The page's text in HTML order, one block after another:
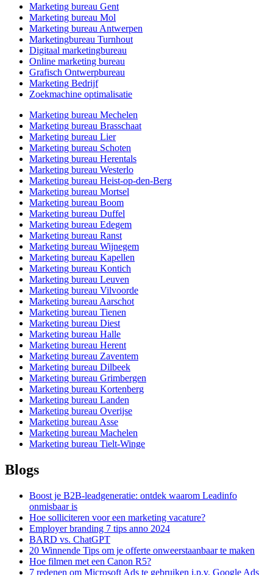
Marketing bureau Gent
Marketing bureau Mol
Marketing bureau Antwerpen
Marketingbureau Turnhout
Digitaal marketingbureau
Online marketing bureau
Grafisch Ontwerpbureau
Marketing Bedrijf
Zoekmachine optimalisatie
Marketing bureau Mechelen
Marketing bureau Brasschaat
Marketing bureau Lier
Marketing bureau Schoten
Marketing bureau Herentals
Marketing bureau Westerlo
Marketing bureau Heist-op-den-Berg
Marketing bureau Mortsel
Marketing bureau Boom
Marketing bureau Duffel
Marketing bureau Edegem
Marketing bureau Ranst
Marketing bureau Wijnegem
Marketing bureau Kapellen
Marketing bureau Kontich
Marketing bureau Leuven
Marketing bureau Vilvoorde
Marketing bureau Aarschot
Marketing bureau Tienen
Marketing bureau Diest
Marketing bureau Halle
Marketing bureau Herent
Marketing bureau Zaventem
Marketing bureau Dilbeek
Marketing bureau Grimbergen
Marketing bureau Kortenberg
Marketing bureau Landen
Marketing bureau Overijse
Marketing bureau Asse
Marketing bureau Machelen
Marketing bureau Tielt-Winge
Blogs
Boost je B2B-leadgeneratie: ontdek waarom Leadinfo
onmisbaar is
Hoe solliciteren voor een marketing vacature?
Employer branding 7 tips anno 2024
BARD vs. ChatGPT
20 Winnende Tips om je offerte onweerstaanbaar te maken
Hoe filmen met een Canon R5?
7 redenen om Microsoft Ads te gebruiken i.p.v. Google Ads